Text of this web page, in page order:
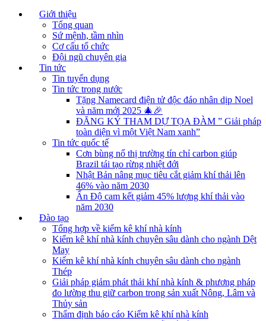
Giới thiệu
Tổng quan
Sứ mệnh, tầm nhìn
Cơ cấu tổ chức
Đội ngũ chuyên gia
Tin tức
Tin tuyển dụng
Tin tức trong nước
Tặng Namecard điện tử độc đáo nhân dịp Noel
và năm mới 2025 🎄🎉
ĐĂNG KÝ THAM DỰ TỌA ĐÀM ” Giải pháp
toàn diện vì một Việt Nam xanh”
Tin tức quốc tế
Cơn bùng nổ thị trường tín chỉ carbon giúp
Brazil tái tạo rừng nhiệt đới
Nhật Bản nâng mục tiêu cắt giảm khí thải lên
46% vào năm 2030
Ấn Độ cam kết giảm 45% lượng khí thải vào
năm 2030
Đào tạo
Tổng hợp về kiểm kê khí nhà kính
Kiểm kê khí nhà kính chuyên sâu dành cho ngành Dệt
May
Kiểm kê khí nhà kính chuyên sâu dành cho ngành
Thép
Giải pháp giảm phát thải khí nhà kính & phương pháp
đo lường thu giữ carbon trong sản xuất Nông, Lâm và
Thủy sản
Thẩm định báo cáo Kiểm kê khí nhà kính